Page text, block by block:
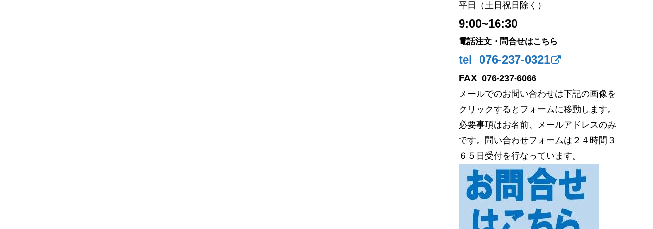
平日（土日祝日除く）
9:00~16:30
電話注文・問合せはこちら
tel 076-237-0321
FAX 076-237-6066
メールでのお問い合わせは下記の画像を
クリックするとフォームに移動します。
必要事項はお名前、メールアドレスのみ
です。問い合わせフォームは２４時間３
６５日受付を行なっています。